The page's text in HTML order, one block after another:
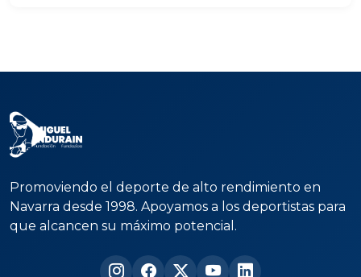
Promoviendo el deporte de alto rendimiento en
Navarra desde 1998. Apoyamos a los deportistas para
que alcancen su máximo potencial.